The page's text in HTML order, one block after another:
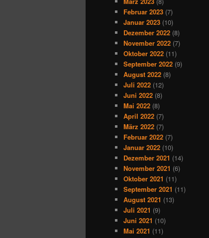
Februar 2023 (7)
Januar 2023 (10)
Dezember 2022 (8)
November 2022 (7)
Oktober 2022 (11)
September 2022 (9)
August 2022 (8)
Juli 2022 (12)
Juni 2022 (8)
Mai 2022 (8)
April 2022 (7)
März 2022 (7)
Februar 2022 (7)
Januar 2022 (10)
Dezember 2021 (14)
November 2021 (6)
Oktober 2021 (11)
September 2021 (11)
August 2021 (13)
Juli 2021 (9)
Juni 2021 (10)
Mai 2021 (11)